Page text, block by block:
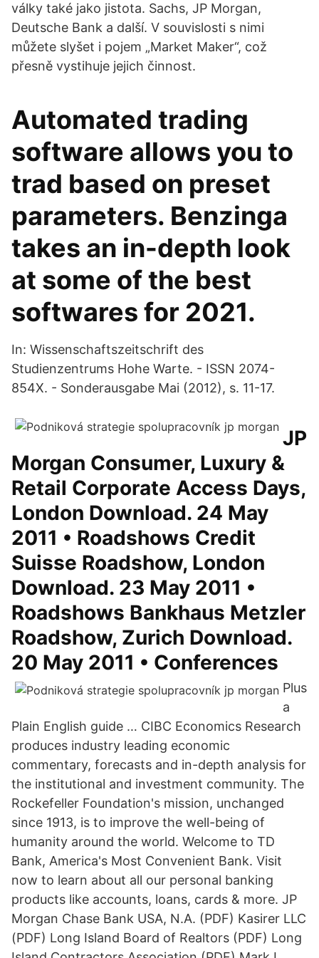
války také jako jistota. Sachs, JP Morgan,
Deutsche Bank a další. V souvislosti s nimi
můžete slyšet i pojem „Market Maker“, což
přesně vystihuje jejich činnost.
Automated trading
software allows you to
trad based on preset
parameters. Benzinga
takes an in-depth look
at some of the best
softwares for 2021.
In: Wissenschaftszeitschrift des
Studienzentrums Hohe Warte. - ISSN 2074-
854X. - Sonderausgabe Mai (2012), s. 11-17.
JP
Morgan Consumer, Luxury &
Retail Corporate Access Days,
London Download. 24 May
2011 • Roadshows Credit
Suisse Roadshow, London
Download. 23 May 2011 •
Roadshows Bankhaus Metzler
Roadshow, Zurich Download.
20 May 2011 • Conferences
Plus
a
Plain English guide … CIBC Economics Research
produces industry leading economic
commentary, forecasts and in-depth analysis for
the institutional and investment community. The
Rockefeller Foundation's mission, unchanged
since 1913, is to improve the well-being of
humanity around the world. Welcome to TD
Bank, America's Most Convenient Bank. Visit
now to learn about all our personal banking
products like accounts, loans, cards & more. JP
Morgan Chase Bank USA, N.A. (PDF) Kasirer LLC
(PDF) Long Island Board of Realtors (PDF) Long